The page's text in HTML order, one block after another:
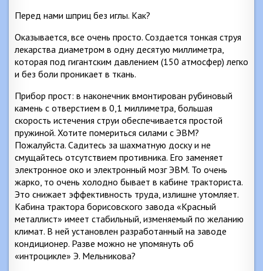
Перед нами шприц без иглы. Как?
Оказывается, все очень просто. Создается тонкая струя
лекарства диаметром в одну десятую миллиметра,
которая под гигантским давлением (150 атмосфер) легко
и без боли проникает в ткань.
Прибор прост: в наконечник вмонтирован рубиновый
камень с отверстием в 0,1 миллиметра, большая
скорость истечения струи обеспечивается простой
пружиной. Хотите помериться силами с ЭВМ?
Пожалуйста. Садитесь за шахматную доску и не
смущайтесь отсутствием противника. Его заменяет
электронное око и электронный мозг ЭВМ. То очень
жарко, то очень холодно бывает в кабине тракториста.
Это снижает эффективность труда, излишне утомляет.
Кабина трактора борисовского завода «Красный
металлист» имеет стабильный, изменяемый по желанию
климат. В ней установлен разработанный на заводе
кондиционер. Разве можно не упомянуть об
«интроцикле» Э. Мельникова?